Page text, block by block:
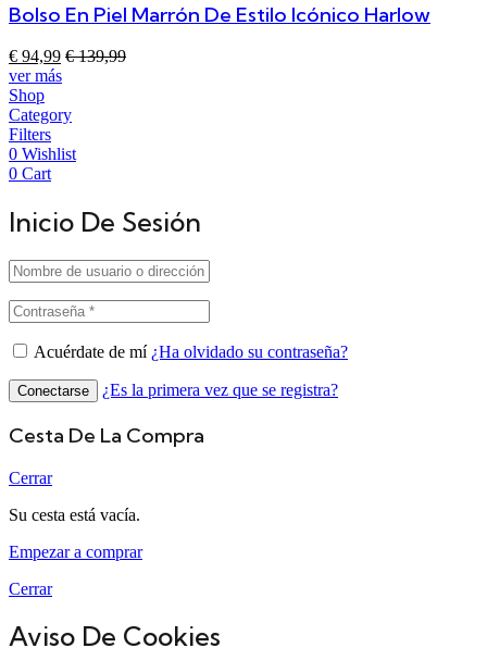
Bolso En Piel Marrón De Estilo Icónico Harlow
€ 94,99 €139,99
ver más
Shop
Category
Filters
0 Wishlist
0 Cart
Inicio De Sesión
Acuérdate de mí ¿Ha olvidado su contraseña?
Conectarse ¿Es la primera vez que se registra?
Cesta De La Compra
Cerrar
Su cesta está vacía.
Empezar a comprar
Cerrar
Aviso De Cookies